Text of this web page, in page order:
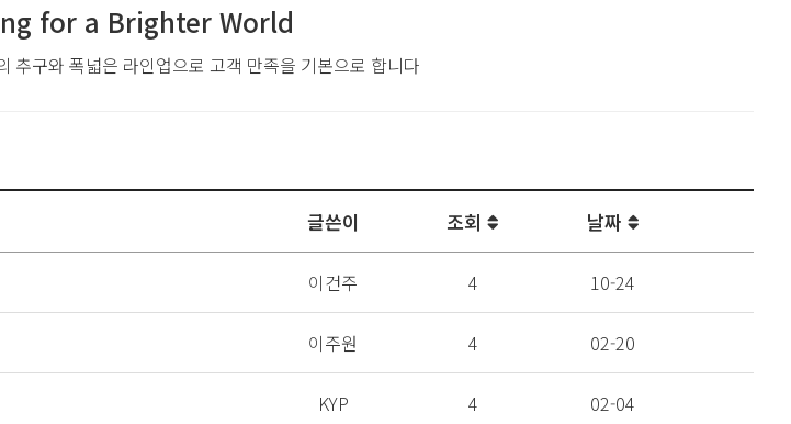
for a Brighter World
추구와폭넓은 라인업으로 고객 만족을 기본으로 합니다
글쓴이 조회 날짜
이건주 4 10-24
이주원 4 02-20
KYP 4 02-04